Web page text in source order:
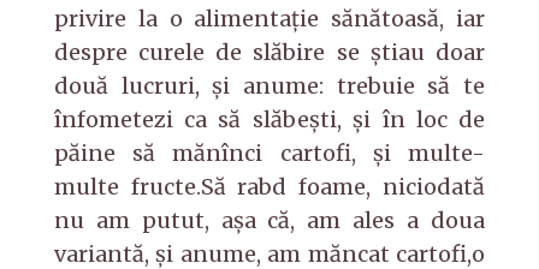
privire la o alimentație sănătoasă, iar
despre curele de slăbire se ştiau doar
două lucruri, şi anume: trebuie să te
înfometezi ca să slăbeşti, şi în loc de
păine să mănînci cartofi, şi multe-
multe fructe.Să rabd foame, niciodată
nu am putut, aşa că, am ales a doua
variantă, şi anume, am măncat cartofi,o